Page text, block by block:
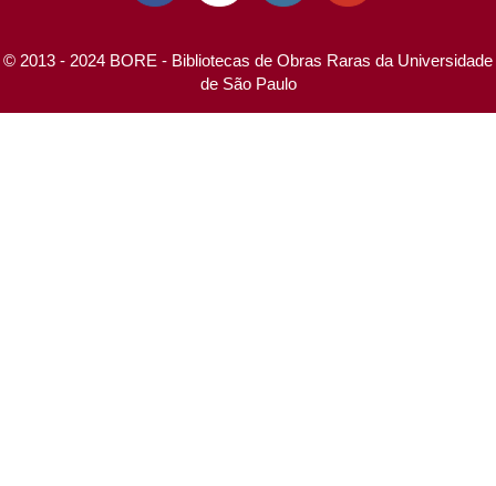
© 2013 - 2024 BORE - Bibliotecas de Obras Raras da Universidade
de São Paulo